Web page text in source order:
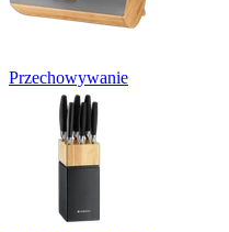
Przechowywanie